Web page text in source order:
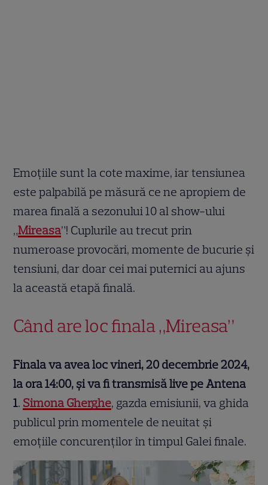
Emoțiile sunt la cote maxime, iar tensiunea
este palpabilă pe măsură ce ne apropiem de
marea finală a sezonului 10 al show-ului
„Mireasa”! Cuplurile au trecut prin
numeroase provocări, momente de bucurie și
tensiuni, dar doar cei mai puternici au ajuns
la această etapă finală.
Când are loc finala „Mireasa”
Finala va avea loc vineri, 20 decembrie 2024,
la ora 14:00, și va fi transmisă live pe Antena
1. Simona Gherghe, gazda emisiunii, va ghida
publicul prin momentele de neuitat și
emoțiile concurenților în timpul Galei finale.